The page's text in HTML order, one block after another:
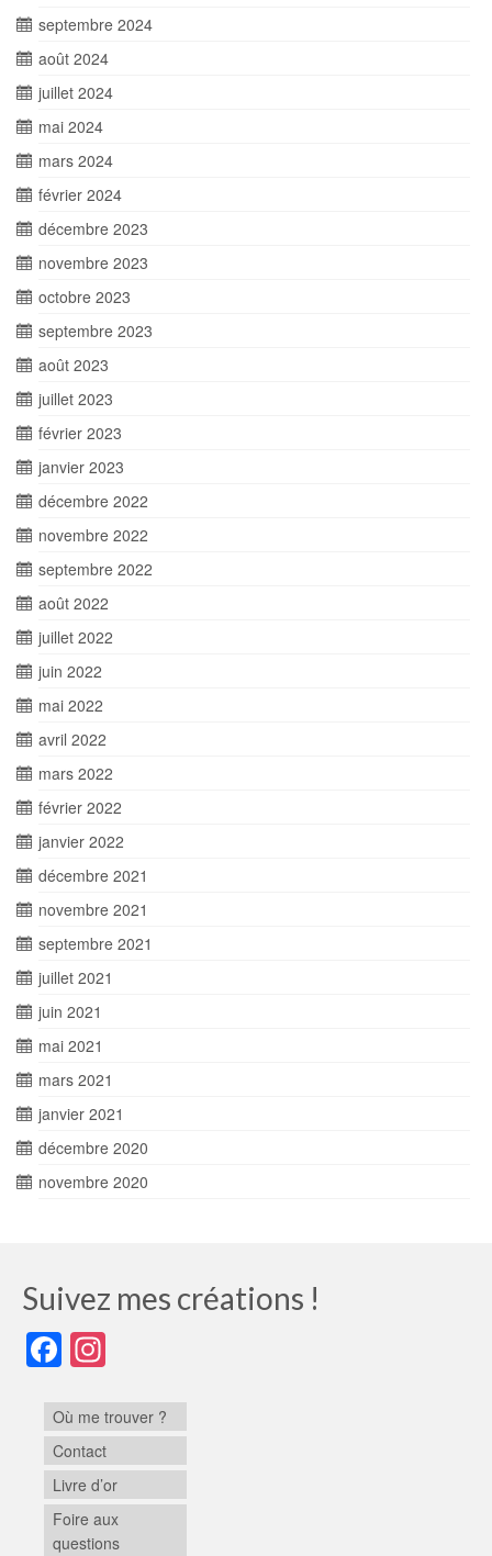
septembre 2024
août 2024
juillet 2024
mai 2024
mars 2024
février 2024
décembre 2023
novembre 2023
octobre 2023
septembre 2023
août 2023
juillet 2023
février 2023
janvier 2023
décembre 2022
novembre 2022
septembre 2022
août 2022
juillet 2022
juin 2022
mai 2022
avril 2022
mars 2022
février 2022
janvier 2022
décembre 2021
novembre 2021
septembre 2021
juillet 2021
juin 2021
mai 2021
mars 2021
janvier 2021
décembre 2020
novembre 2020
Suivez mes créations !
Facebook
Où me trouver ?
Contact
Livre d’or
Foire aux
questions